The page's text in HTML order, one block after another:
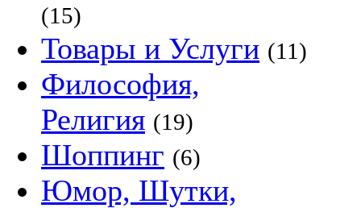
(15)
Товары и Услуги (11)
Философия,
Религия (19)
Шоппинг (6)
Юмор, Шутки,